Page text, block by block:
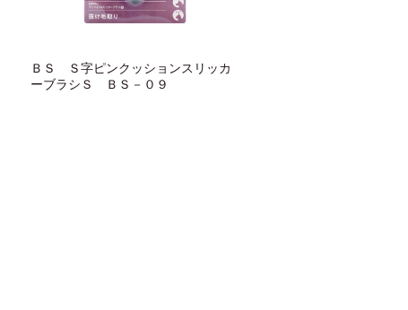
ＢＳ Ｓ字ピンクッションスリッカ
ーブラシＳ ＢＳ－０９